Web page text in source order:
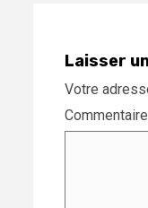
Laisser
Votre
Commentaire